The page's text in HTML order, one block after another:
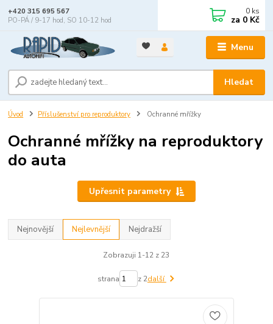
Menu
Hledat
+420 315 695 567
PO-PÁ / 9-17 hod, SO 10-12 hod
0 ks
za 0 Kč
Úvod Příslušenství pro reproduktory Ochranné mřížky
Ochranné mřížky na reproduktory
do auta
Upřesnit parametry
Nejnovější Nejlevnější Nejdražší
Zobrazuji 1-12 z 23
strana z 2další